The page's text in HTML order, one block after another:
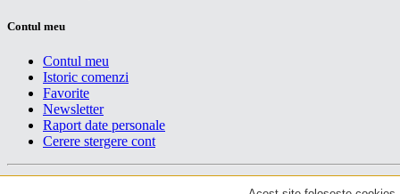
Contul meu
Contul meu
Istoric comenzi
Favorite
Newsletter
Raport date personale
Cerere stergere cont